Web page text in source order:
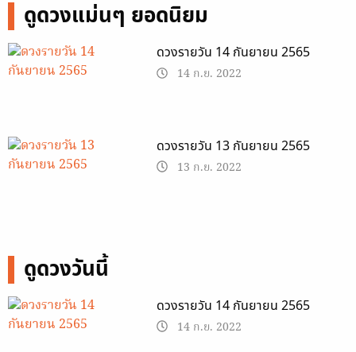
ดูดวงแม่นๆ ยอดนิยม
ดวงรายวัน 14 กันยายน 2565
14 ก.ย. 2022
ดวงรายวัน 13 กันยายน 2565
13 ก.ย. 2022
ดูดวงวันนี้
ดวงรายวัน 14 กันยายน 2565
14 ก.ย. 2022